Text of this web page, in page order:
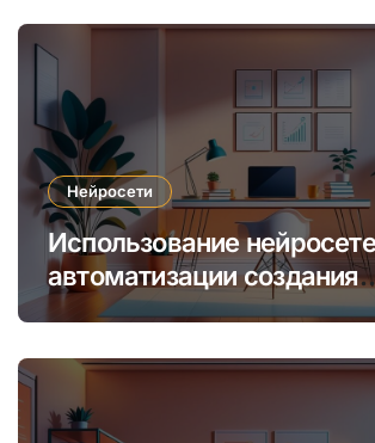
Нейросети
Использование
автоматизации создания
уникальных интернет-